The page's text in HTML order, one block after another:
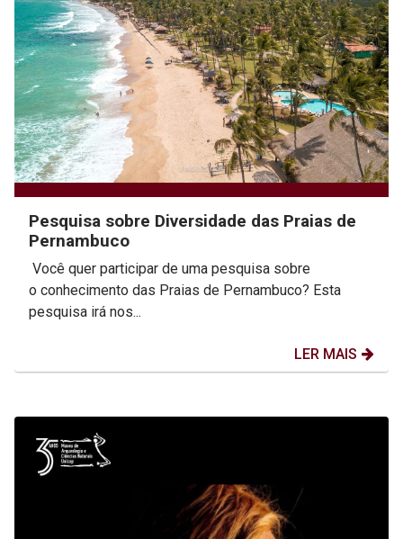
Pesquisa sobre Diversidade das Praias de
Pernambuco
Você quer participar de uma pesquisa sobre
o conhecimento das Praias de Pernambuco? Esta
pesquisa irá nos...
LER MAIS